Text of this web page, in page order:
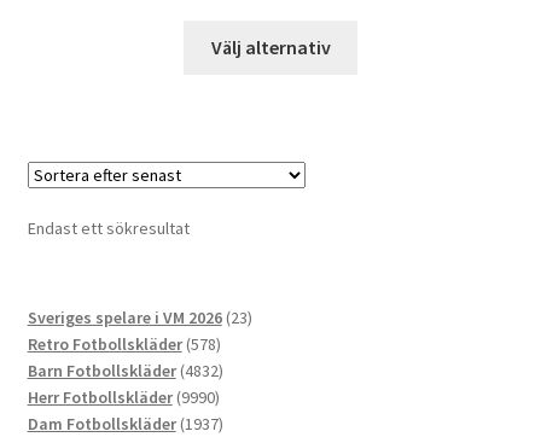
Välj alternativ
Endast ett sökresultat
Sveriges spelare i VM 2026 2323
Retro Fotbollskläder 578578
produkter
Barn Fotbollskläder 48324832
produkter
Herr Fotbollskläder 99909990
produkter
Dam Fotbollskläder 19371937